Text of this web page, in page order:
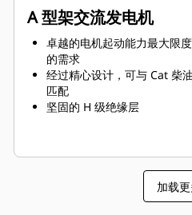
A 型架交流发电机
卓越的电机起动能力最大限
的需求
经过精心设计，可与 Cat 柴
匹配
坚固的 H 级绝缘层
加载